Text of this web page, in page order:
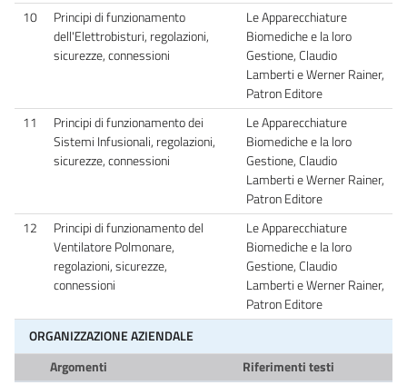
10
Principi di funzionamento
dell'Elettrobisturi, regolazioni,
sicurezze, connessioni
Le Apparecchiature
Biomediche e la loro
Gestione, Claudio
Lamberti e Werner Rainer,
Patron Editore
11
Principi di funzionamento dei
Sistemi Infusionali, regolazioni,
sicurezze, connessioni
Le Apparecchiature
Biomediche e la loro
Gestione, Claudio
Lamberti e Werner Rainer,
Patron Editore
12
Principi di funzionamento del
Ventilatore Polmonare,
regolazioni, sicurezze,
connessioni
Le Apparecchiature
Biomediche e la loro
Gestione, Claudio
Lamberti e Werner Rainer,
Patron Editore
ORGANIZZAZIONE AZIENDALE
Argomenti
Riferimenti testi